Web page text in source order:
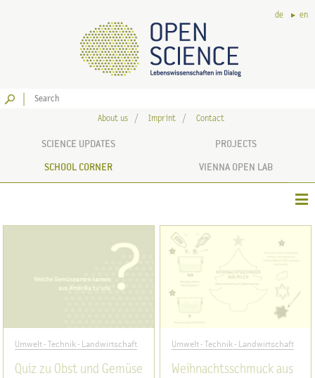
de en
About us Imprint Contact
SCIENCE UPDATES PROJECTS
SCHOOL CORNER VIENNA OPEN LAB
Umwelt - Technik - Landwirtschaft
Quiz zu Obst und Gemüse
Umwelt - Technik - Landwirtschaft
Weihnachtsschmuck aus